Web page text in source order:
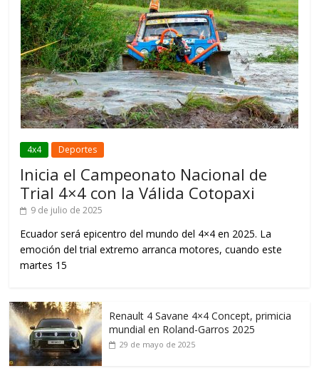
4x4 Deportes
Inicia el Campeonato Nacional de
Trial 4×4 con la Válida Cotopaxi
9 de julio de 2025
Ecuador será epicentro del mundo del 4×4 en 2025. La
emoción del trial extremo arranca motores, cuando este
martes 15
Renault 4 Savane 4×4 Concept, primicia
mundial en Roland-Garros 2025
29 de mayo de 2025